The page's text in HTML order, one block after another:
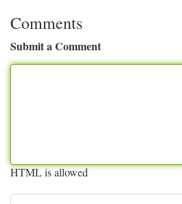
Comments
Submit a Comment
HTML is allowed